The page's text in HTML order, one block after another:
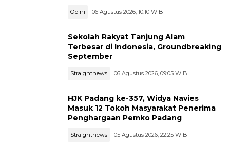
Opini 06 Agustus 2026, 10:10 WIB
Sekolah Rakyat Tanjung Alam
Terbesar di Indonesia, Groundbreaking
September
Straightnews 06 Agustus 2026, 09:05 WIB
HJK Padang ke-357, Widya Navies
Masuk 12 Tokoh Masyarakat Penerima
Penghargaan Pemko Padang
Straightnews 05 Agustus 2026, 22:25 WIB